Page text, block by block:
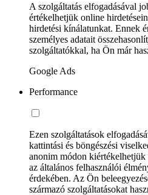
A szolgáltatás elfogadásával
értékelhetjük online
hirdetési kínálatunkat. Ennek
személyes adatait
szolgáltatókkal, ha Ön már
Google Ads
Performance
Ezen szolgáltatások
kattintási és böngészési
anonim módon
az általános felhasználói
érdekében. Az Ön
származó szolgáltatásokat